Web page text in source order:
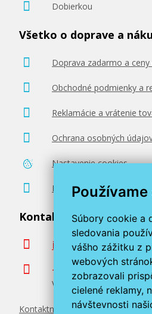
Súbory cookie a
sledovania
vášho zážitku z
webových
zobrazovali
cielené reklamy,
návštevnosti
Dobierkou
Všetko o doprave a
Doprava zadarmo a
Obchodné podmienky a
Reklamácie a vrátenie
Ochrana osobných
Nastavenie cookies
Poradenstvo zadarmo
Kontaktujte nás
info@miroluk.sk
+420 377 222 313
Volajte v pracovné dni od
Kontaktné údaje